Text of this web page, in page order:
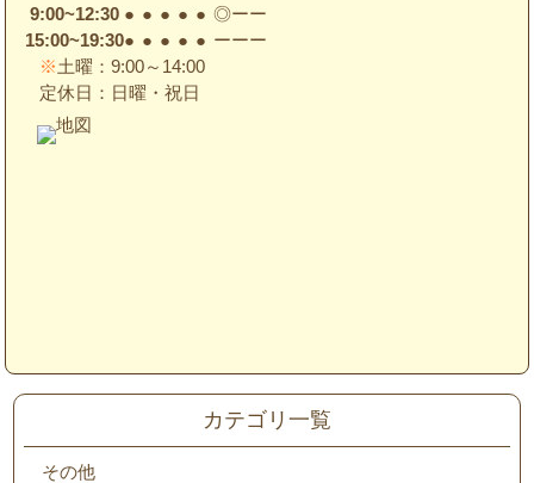
9:00~12:30 ● ● ● ● ● ◎ーー
15:00~19:30● ● ● ● ● ーーー
※土曜：9:00～14:00
定休日：日曜・祝日
カテゴリ一覧
その他